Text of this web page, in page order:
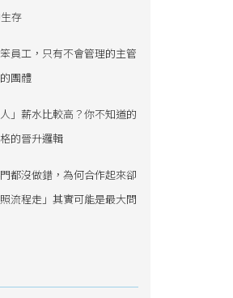
存
員工，只有不會管理的主管
團體
」薪水比較高？你不知道的
的晉升邏輯
都沒做錯，為何合作起來卻
流程走」其實可能是最大問